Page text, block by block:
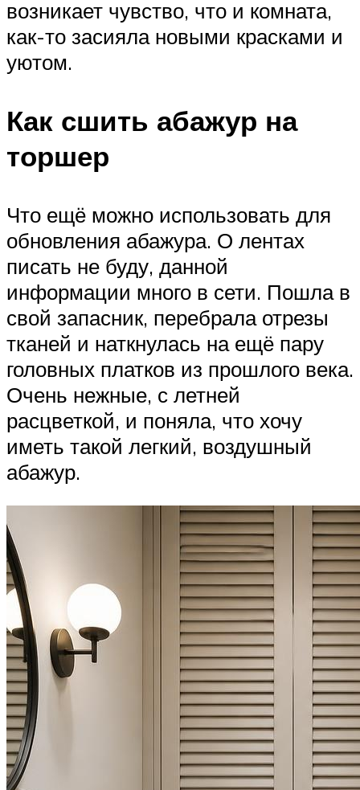
возникает чувство, что и комната,
как-то засияла новыми красками и
уютом.
Как сшить абажур на
торшер
Что ещё можно использовать для
обновления абажура. О лентах
писать не буду, данной
информации много в сети. Пошла в
свой запасник, перебрала отрезы
тканей и наткнулась на ещё пару
головных платков из прошлого века.
Очень нежные, с летней
расцветкой, и поняла, что хочу
иметь такой легкий, воздушный
абажур.